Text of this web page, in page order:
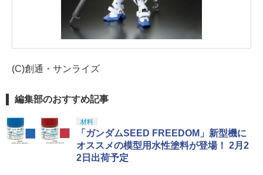
(C)創通・サンライズ
編集部のおすすめ記事
材料
「ガンダムSEED FREEDOM」新型機に
オススメの模型用水性塗料が登場！ 2月2
2日出荷予定